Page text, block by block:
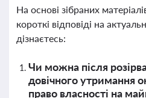
На основі зібраних
короткі відповіді на
дізнаєтесь:
Чи можна після
довічного утримання
право власності на